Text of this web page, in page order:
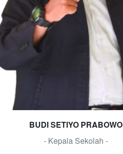
BUDI SETIYO PRABOWO
- Kepala Sekolah -